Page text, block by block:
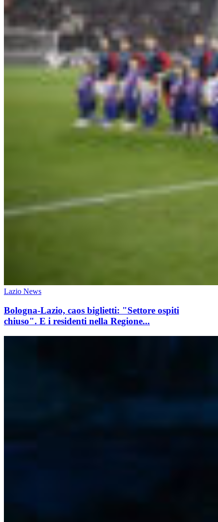
Lazio News
Bologna-Lazio, caos biglietti: "Settore ospiti
chiuso". E i residenti nella Regione...